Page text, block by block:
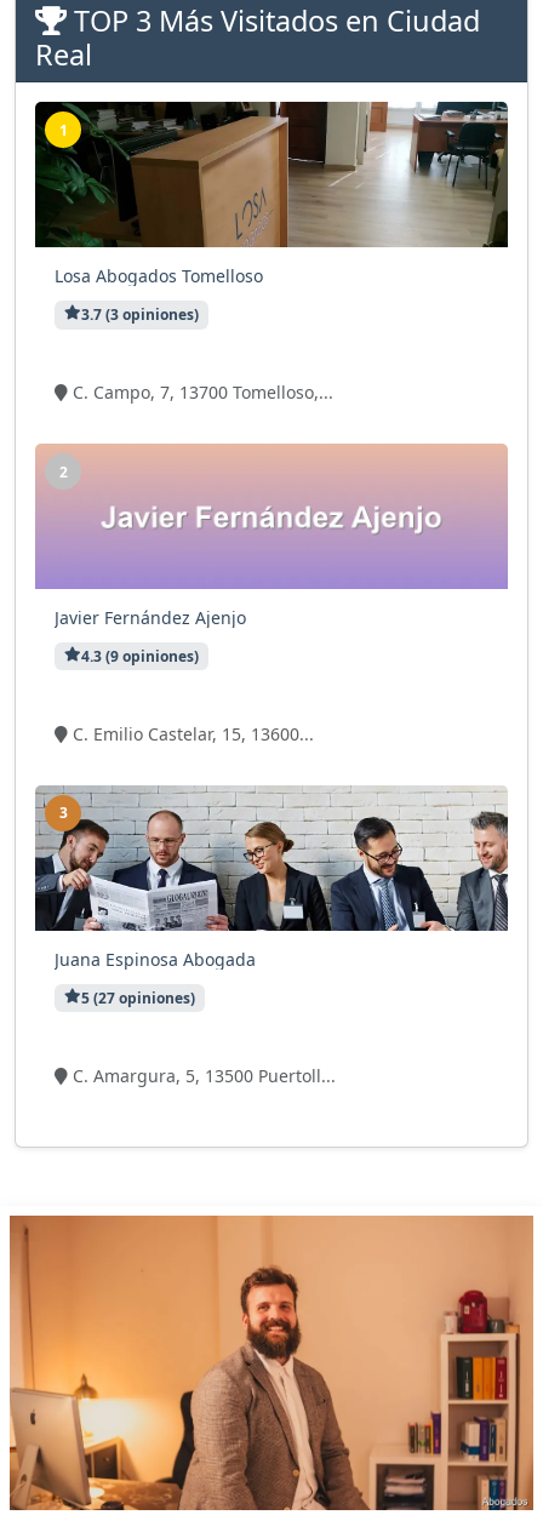
TOP 3 Más Visitados en Ciudad
Real
1
Losa Abogados Tomelloso
3.7 (3 opiniones)
C. Campo, 7, 13700 Tomelloso,...
2
Javier Fernández Ajenjo
4.3 (9 opiniones)
C. Emilio Castelar, 15, 13600...
3
Juana Espinosa Abogada
5 (27 opiniones)
C. Amargura, 5, 13500 Puertoll...